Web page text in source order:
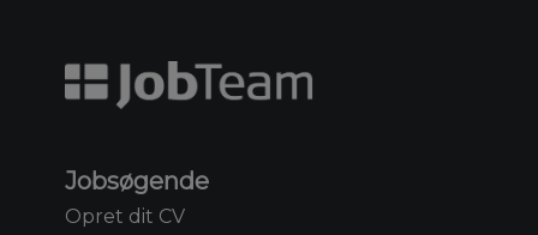
Jobsøgende
Opret dit CV